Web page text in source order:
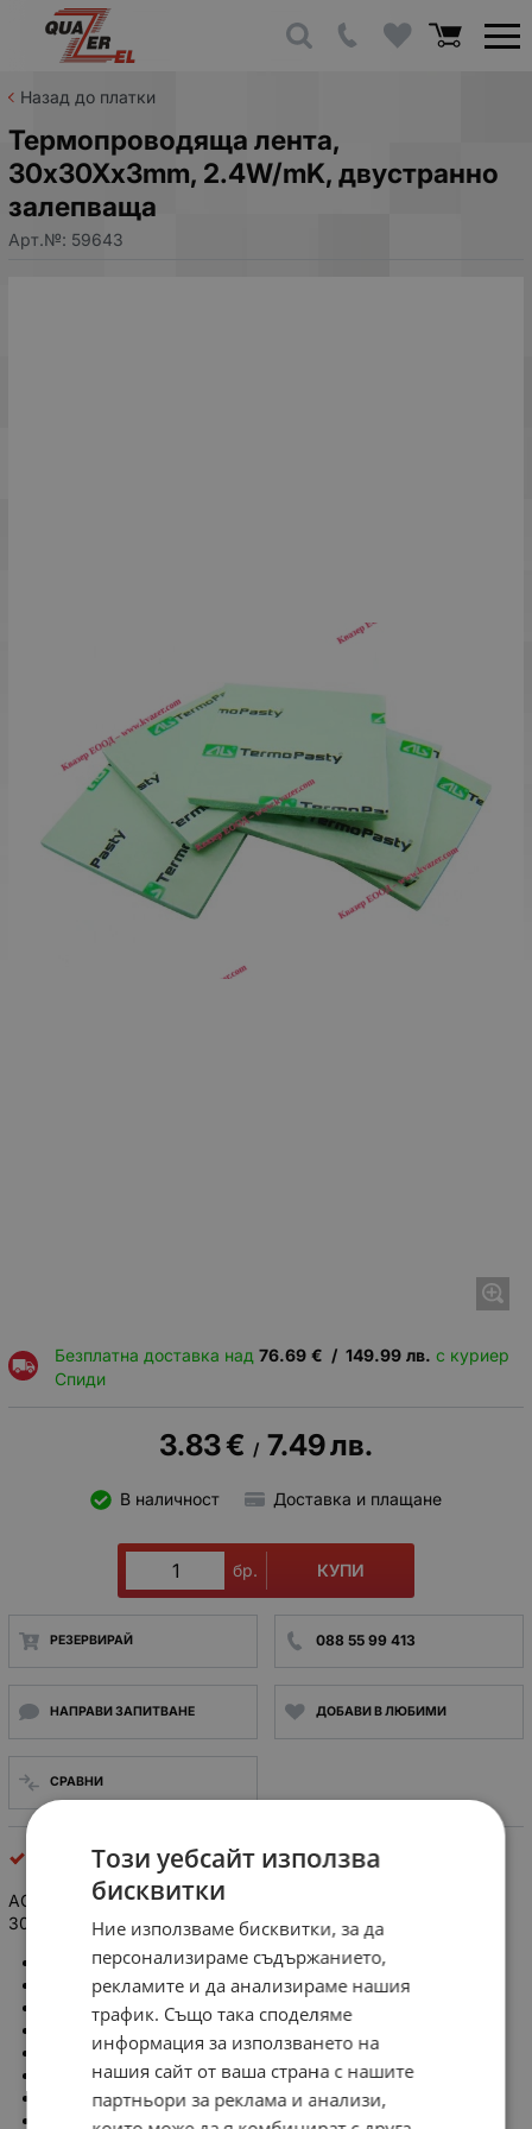
Назад до платки
Термопроводяща лента,
30x30Xx3mm, 2.4W/mK, двустранно
залепваща
Арт.№: 59643
Безплатна доставка над 76.69 € / 149.99 лв. с куриер
Спиди
3.83€ / 7.49лв.
В наличност Доставка и плащане
бр. КУПИ
РЕЗЕРВИРАЙ 088 55 99 413
НАПРАВИ ЗАПИТВАНЕ ДОБАВИ В ЛЮБИМИ
СРАВНИ
AG TERMOPASTY Лента: термопроводяща; W: 30mm; L:
30mm; Thk: 3mm; 2,4W/mK
Производител: AG TERMOPASTY
Тип лента: термопроводяща
Широчина: 30mm
Дължина: 30mm
Дебелина: 3mm
Топлопроводимост: 2,4W.m⁻¹.K⁻¹
Приложение на лентите: улеснява топлоотвеждането
Този уебсайт използва
бисквитки
Ние използваме бисквитки, за да
персонализираме съдържанието,
рекламите и да анализираме нашия
трафик. Също така споделяме
информация за използването на
нашия сайт от ваша страна с нашите
партньори за реклама и анализи,